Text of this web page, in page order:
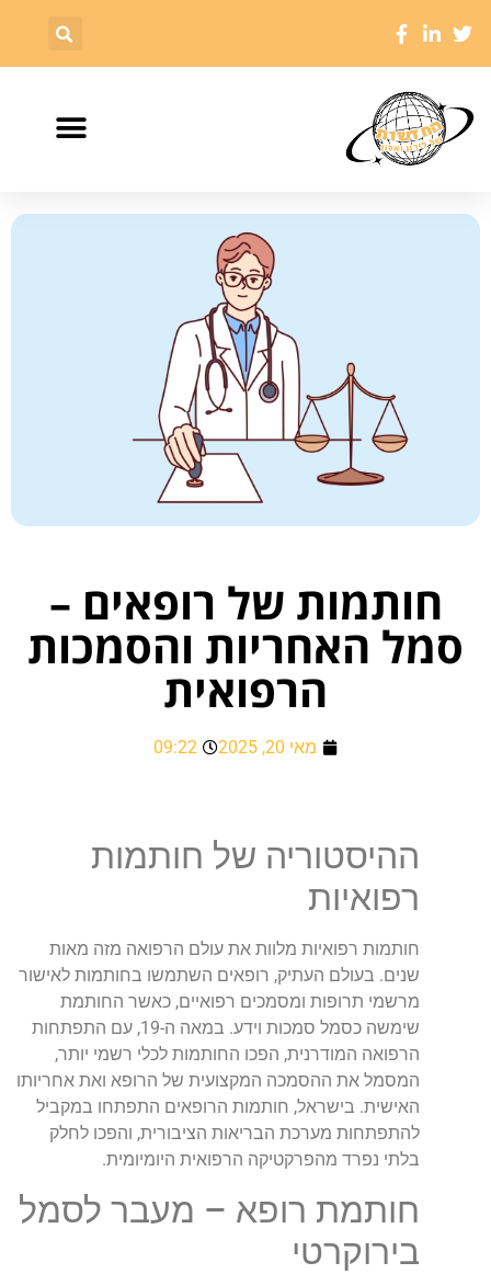
חותמות של רופאים –
סמל האחריות והסמכות
הרפואית
מאי 20, 2025 09:22
ההיסטוריה של חותמות
רפואיות
חותמות רפואיות מלוות את עולם הרפואה מזה מאות
שנים. בעולם העתיק, רופאים השתמשו בחותמות לאישור
מרשמי תרופות ומסמכים רפואיים, כאשר החותמת
שימשה כסמל סמכות וידע. במאה ה-19, עם התפתחות
הרפואה המודרנית, הפכו החותמות לכלי רשמי יותר,
המסמל את ההסמכה המקצועית של הרופא ואת אחריותו
האישית. בישראל, חותמות הרופאים התפתחו במקביל
להתפתחות מערכת הבריאות הציבורית, והפכו לחלק
בלתי נפרד מהפרקטיקה הרפואית היומיומית.
חותמת רופא – מעבר לסמל
בירוקרטי